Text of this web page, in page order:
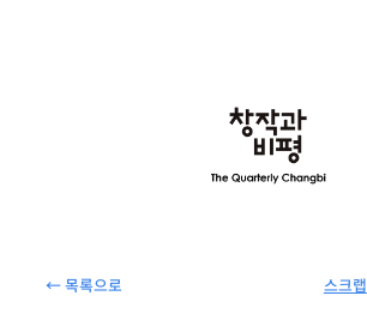
← 목록으로 스크랩